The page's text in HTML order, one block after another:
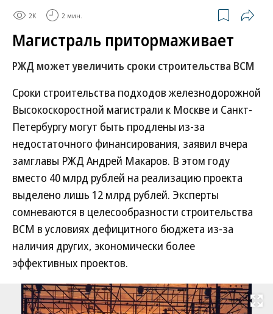
2K 2 мин.
Магистраль притормаживает
РЖД может увеличить сроки строительства ВСМ
Сроки строительства подходов железнодорожной
Высокоскоростной магистрали к Москве и Санкт-
Петербургу могут быть продлены из-за
недостаточного финансирования, заявил вчера
замглавы РЖД Андрей Макаров. В этом году
вместо 40 млрд рублей на реализацию проекта
выделено лишь 12 млрд рублей. Эксперты
сомневаются в целесообразности строительства
ВСМ в условиях дефицитного бюджета из-за
наличия других, экономически более
эффективных проектов.
Развернуть